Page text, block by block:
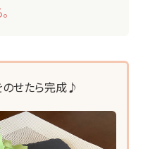
のせたら完成♪